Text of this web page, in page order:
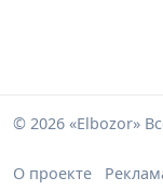
© 2026 «Elbozor»
О проекте